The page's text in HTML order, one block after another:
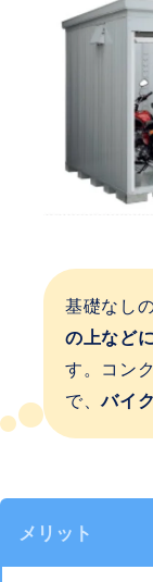
基礎なし
の上など
す。コン
で、バイ
メリット